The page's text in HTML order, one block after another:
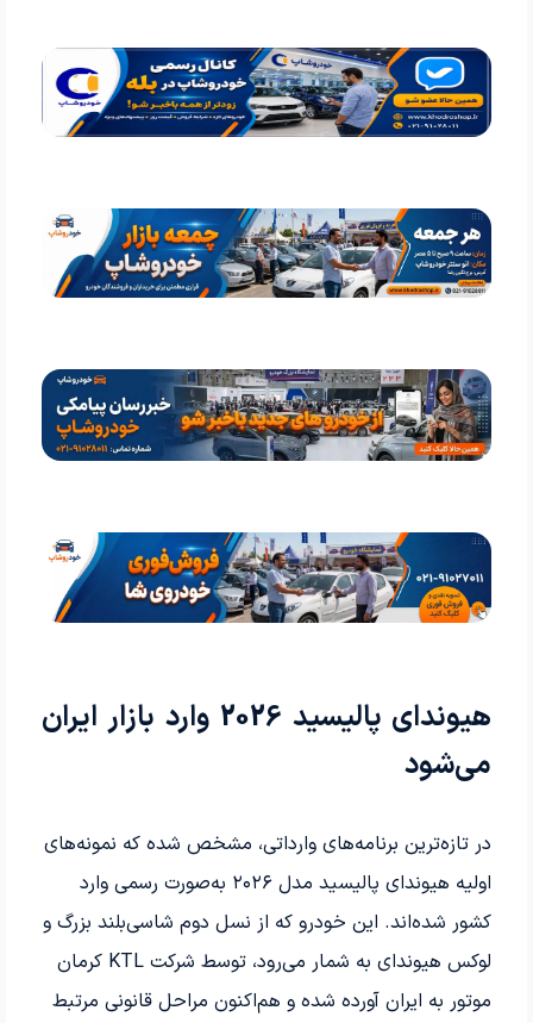
هیوندای پالیسید 2026 وارد بازار ایران
می‌شود
در تازه‌ترین برنامه‌های وارداتی، مشخص شده که نمونه‌های
اولیه هیوندای پالیسید مدل ۲۰۲۶ به‌صورت رسمی وارد
کشور شده‌اند. این خودرو که از نسل دوم شاسی‌بلند بزرگ و
لوکس هیوندای به شمار می‌رود، توسط شرکتKTL کرمان
موتور به ایران آورده شده و هم‌اکنون مراحل قانونی مرتبط